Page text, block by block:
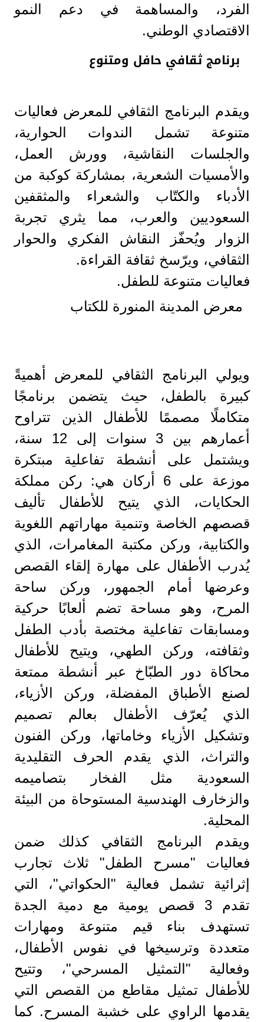
الفرد، والمساهمة في دعم النمو
الاقتصادي الوطني.
برنامج ثقافي حافل ومتنوع
ويقدم البرنامج الثقافي للمعرض فعاليات
متنوعة تشمل الندوات الحوارية،
والجلسات النقاشية، وورش العمل،
والأمسيات الشعرية، بمشاركة كوكبة من
الأدباء والكتّاب والشعراء والمثقفين
السعوديين والعرب، مما يثري تجربة
الزوار ويُحفّز النقاش الفكري والحوار
الثقافي، ويرّسخ ثقافة القراءة.
فعاليات متنوعة للطفل.
معرض المدينة المنورة للكتاب
ويولي البرنامج الثقافي للمعرض أهميةً
كبيرة بالطفل، حيث يتضمن برنامجًا
متكاملًا مصممًا للأطفال الذين تتراوح
أعمارهم بين 3 سنوات إلى 12 سنة،
ويشتمل على أنشطة تفاعلية مبتكرة
موزعة على 6 أركان هي: ركن مملكة
الحكايات، الذي يتيح للأطفال تأليف
قصصهم الخاصة وتنمية مهاراتهم اللغوية
والكتابية، وركن مكتبة المغامرات، الذي
يُدرب الأطفال على مهارة إلقاء القصص
وعرضها أمام الجمهور، وركن ساحة
المرح، وهو مساحة تضم ألعابًا حركية
ومسابقات تفاعلية مختصة بأدب الطفل
وثقافته، وركن الطهي، ويتيح للأطفال
محاكاة دور الطبّاخ عبر أنشطة ممتعة
لصنع الأطباق المفضلة، وركن الأزياء،
الذي يُعرّف الأطفال بعالم تصميم
وتشكيل الأزياء وخاماتها، وركن الفنون
والتراث، الذي يقدم الحرف التقليدية
السعودية مثل الفخار بتصاميمه
والزخارف الهندسية المستوحاة من البيئة
المحلية.
ويقدم البرنامج الثقافي كذلك ضمن
فعاليات "مسرح الطفل" ثلاث تجارب
إثرائية تشمل فعالية "الحكواتي"، التي
تقدم 3 قصص يومية مع دمية الجدة
تستهدف بناء قيم متنوعة ومهارات
متعددة وترسيخها في نفوس الأطفال،
وفعالية "التمثيل المسرحي"، وتتيح
للأطفال تمثيل مقاطع من القصص التي
يقدمها الراوي على خشبة المسرح. كما